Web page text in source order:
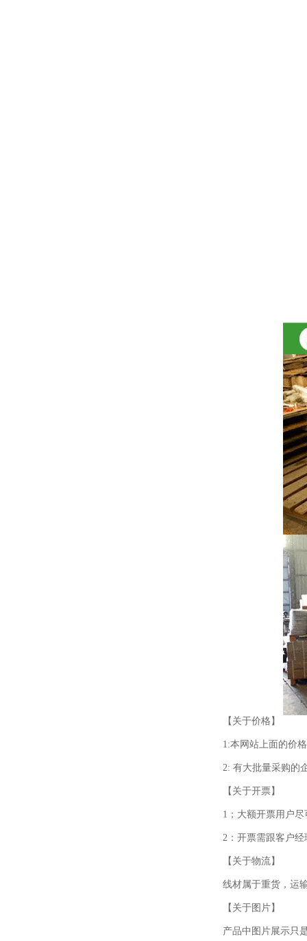
【关于价格】
1:本网站上面的价
2: 有大批量采购的
【关于开票】
1；大额开票用户
2：开票需跟客户
【关于物流】
线材属于重货，运
【关于图片】
产品中图片展示只